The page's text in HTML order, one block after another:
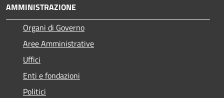
AMMINISTRAZIONE
Organi di Governo
Aree Amministrative
Uffici
Enti e fondazioni
Politici